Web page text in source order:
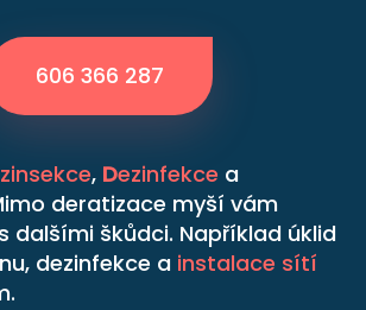
606 366 287
, Dezinfekce a
deratizace myší vám
dalšími škůdci. Například úklid
dezinfekce a instalace sítí